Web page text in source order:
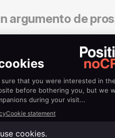
argumento de
y validada la información,
para que el producto o
de acuerdo al prospect y
, los intereses y las
de prospección permite
discurso